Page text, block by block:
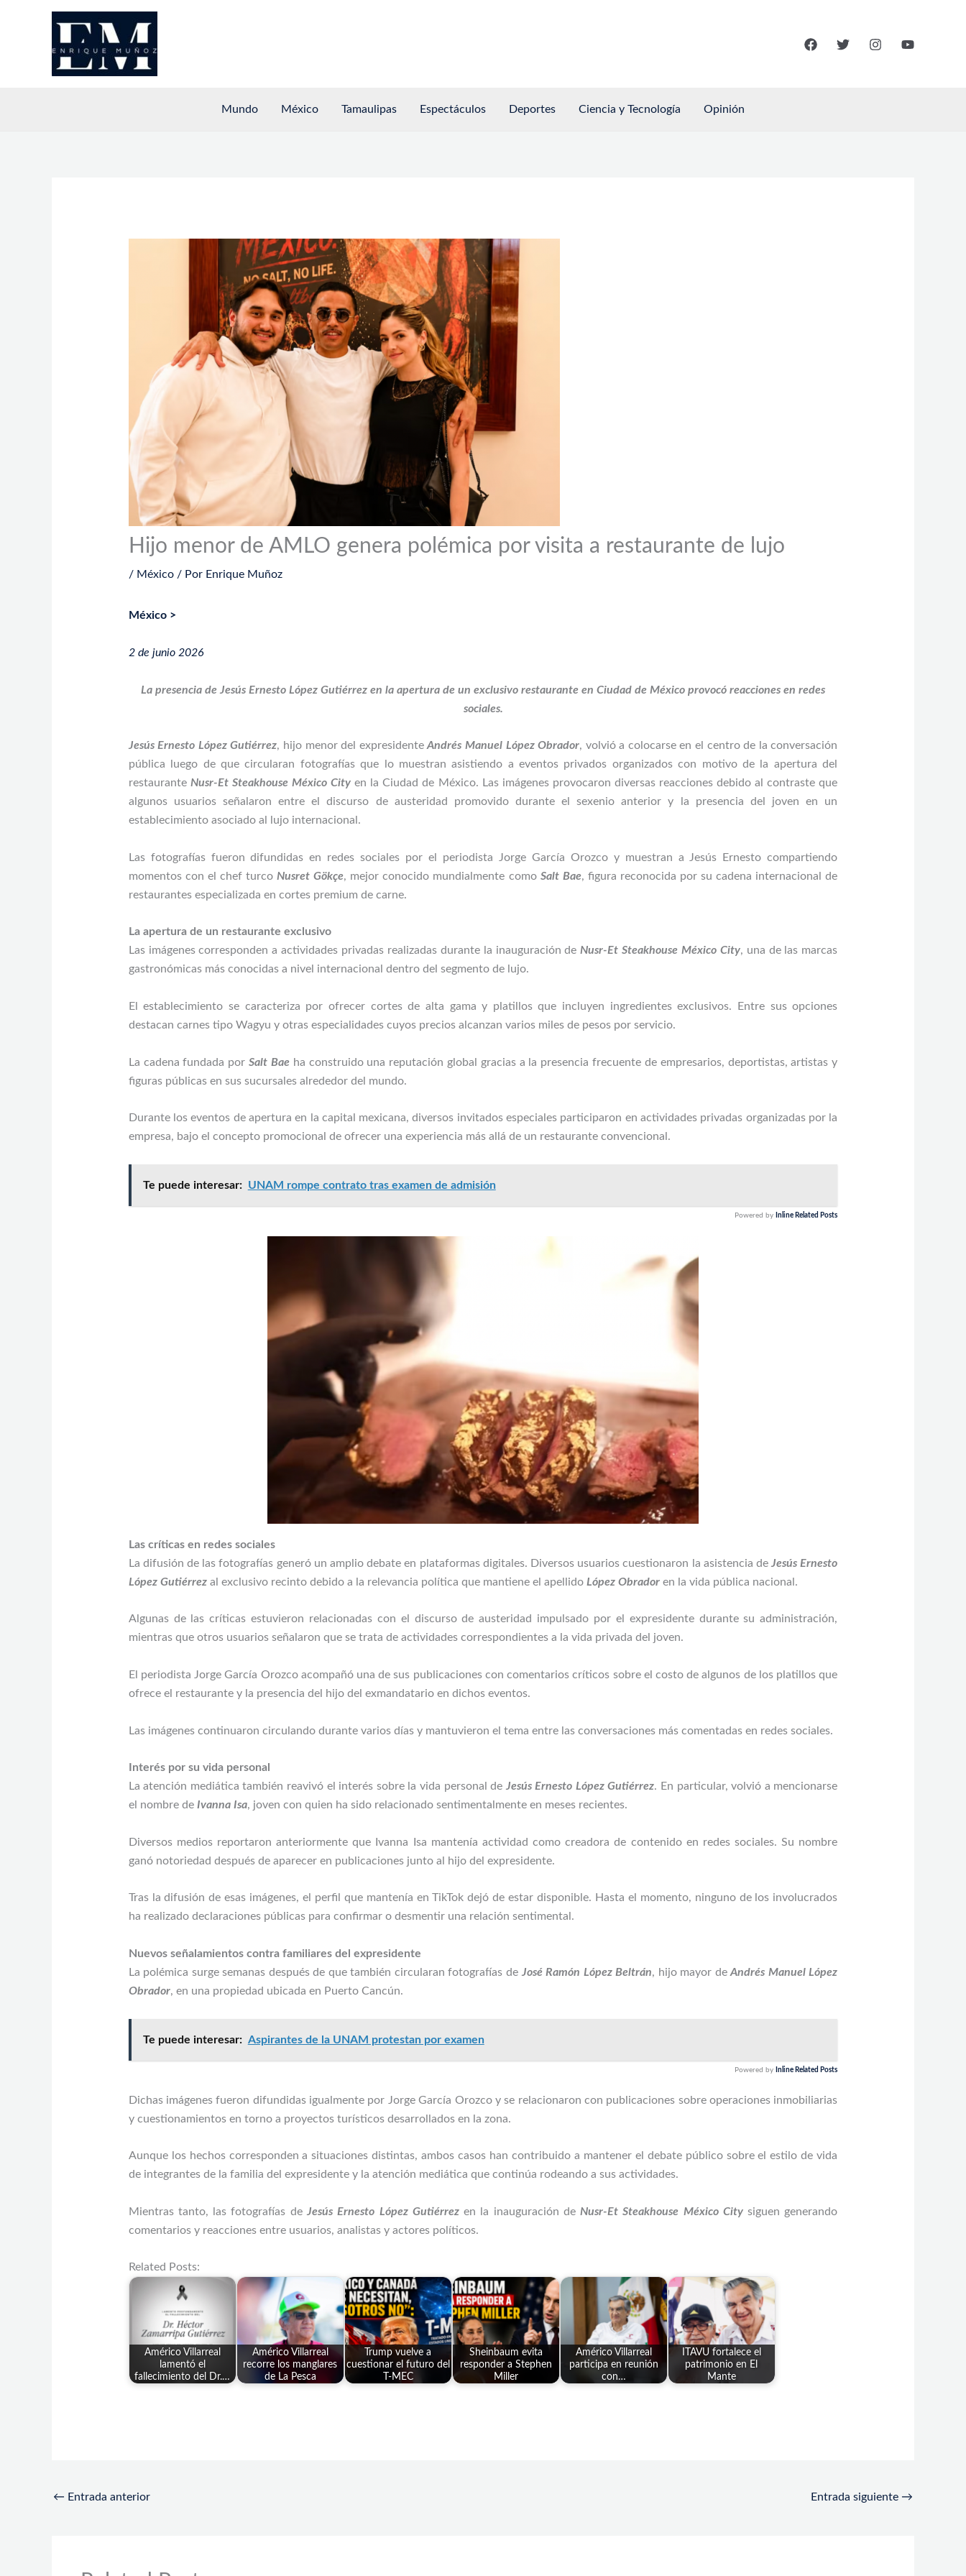
Mundo México Tamaulipas Espectáculos Deportes Ciencia y Tecnología Opinión
Hijo menor de AMLO genera polémica por visita a restaurante de lujo
/ México/ Por Enrique Muñoz
México >
2 de junio 2026
La presencia de Jesús Ernesto López Gutiérrez en la apertura de un exclusivo restaurante en Ciudad de México provocó reacciones en redes
sociales.
Jesús Ernesto López Gutiérrez, hijo menor del expresidenteAndrés Manuel López Obrador, volvió a colocarse en el centro de la conversación
pública luego de que circularan fotografías que lo muestran asistiendo a eventos privados organizados con motivo de la apertura del
restaurante Nusr-Et Steakhouse México City en la Ciudad de México. Las imágenes provocaron diversas reacciones debido al contraste que
algunos usuarios señalaron entre el discurso de austeridad promovido durante el sexenio anterior y la presencia del joven en un
establecimiento asociado al lujo internacional.
Las fotografías fueron difundidas en redes sociales por el periodista Jorge García Orozco y muestran a Jesús Ernesto compartiendo
momentos con el chef turcoNusret Gökçe, mejor conocido mundialmente como Salt Bae, figura reconocida por su cadena internacional de
restaurantes especializada en cortes premium de carne.
La apertura de un restaurante exclusivo
Las imágenes corresponden a actividades privadas realizadas durante la inauguración deNusr-Et Steakhouse México City, una de las marcas
gastronómicas más conocidas a nivel internacional dentro del segmento de lujo.
El establecimiento se caracteriza por ofrecer cortes de alta gama y platillos que incluyen ingredientes exclusivos. Entre sus opciones
destacan carnes tipo Wagyu y otras especialidades cuyos precios alcanzan varios miles de pesos por servicio.
La cadena fundada porSalt Bae ha construido una reputación global gracias a la presencia frecuente de empresarios, deportistas, artistas y
figuras públicas en sus sucursales alrededor del mundo.
Durante los eventos de apertura en la capital mexicana, diversos invitados especiales participaron en actividades privadas organizadas por la
empresa, bajo el concepto promocional de ofrecer una experiencia más allá de un restaurante convencional.
Te puede interesar: UNAM rompe contrato tras examen de admisión
Powered by Inline Related Posts
Las críticas en redes sociales
La difusión de las fotografías generó un amplio debate en plataformas digitales. Diversos usuarios cuestionaron la asistencia deJesús Ernesto
López Gutiérrezal exclusivo recinto debido a la relevancia política que mantiene el apellido López Obradoren la vida pública nacional.
Algunas de las críticas estuvieron relacionadas con el discurso de austeridad impulsado por el expresidente durante su administración,
mientras que otros usuarios señalaron que se trata de actividades correspondientes a la vida privada del joven.
El periodista Jorge García Orozco acompañó una de sus publicaciones con comentarios críticos sobre el costo de algunos de los platillos que
ofrece el restaurante y la presencia del hijo del exmandatario en dichos eventos.
Las imágenes continuaron circulando durante varios días y mantuvieron el tema entre las conversaciones más comentadas en redes sociales.
Interés por su vida personal
La atención mediática también reavivó el interés sobre la vida personal de Jesús Ernesto López Gutiérrez. En particular, volvió a mencionarse
el nombre de Ivanna Isa, joven con quien ha sido relacionado sentimentalmente en meses recientes.
Diversos medios reportaron anteriormente que Ivanna Isa mantenía actividad como creadora de contenido en redes sociales. Su nombre
ganó notoriedad después de aparecer en publicaciones junto al hijo del expresidente.
Tras la difusión de esas imágenes, el perfil que mantenía en TikTok dejó de estar disponible. Hasta el momento, ninguno de los involucrados
ha realizado declaraciones públicas para confirmar o desmentir una relación sentimental.
Nuevos señalamientos contra familiares del expresidente
La polémica surge semanas después de que también circularan fotografías de José Ramón López Beltrán, hijo mayor deAndrés Manuel López
Obrador, en una propiedad ubicada en Puerto Cancún.
Te puede interesar: Aspirantes de la UNAM protestan por examen
Powered by Inline Related Posts
Dichas imágenes fueron difundidas igualmente por Jorge García Orozco y se relacionaron con publicaciones sobre operaciones inmobiliarias
y cuestionamientos en torno a proyectos turísticos desarrollados en la zona.
Aunque los hechos corresponden a situaciones distintas, ambos casos han contribuido a mantener el debate público sobre el estilo de vida
de integrantes de la familia del expresidente y la atención mediática que continúa rodeando a sus actividades.
Mientras tanto, las fotografías de Jesús Ernesto López Gutiérrezen la inauguración deNusr-Et Steakhouse México Citysiguen generando
comentarios y reacciones entre usuarios, analistas y actores políticos.
Related Posts:
Américo Villarreal
lamentó el
fallecimiento del Dr.…
Américo Villarreal
recorre los manglares
de La Pesca
Trump vuelve a
cuestionar el futuro del
T-MEC
Sheinbaum evita
responder a Stephen
Miller
Américo Villarreal
participa en reunión
con…
ITAVU fortalece el
patrimonio en El
Mante
← Entrada anterior Entrada siguiente →